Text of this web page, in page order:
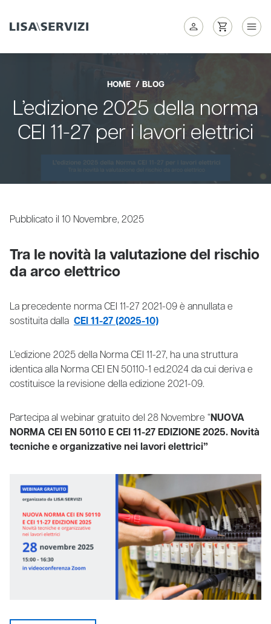
HOME BLOG
L’edizione 2025 della norma
CEI 11-27 per i lavori elettrici
Pubblicato il 10 Novembre, 2025
Tra le novità la valutazione del rischio
da arco elettrico
La precedente norma CEI 11-27 2021-09 è annullata e
sostituita dalla CEI 11-27 (2025-10)
L’edizione 2025 della Norma CEI 11-27, ha una struttura
identica alla Norma CEI EN 50110-1 ed.2024 da cui deriva e
costituisce la revisione della edizione 2021-09.
Partecipa al webinar gratuito del 28 Novembre “NUOVA
NORMA CEI EN 50110 E CEI 11-27 EDIZIONE 2025. Novità
tecniche e organizzative nei lavori elettrici”